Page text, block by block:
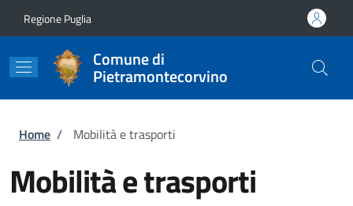
Regione Puglia
Comune di
Pietramontecorvino
Briciole di pane
Home / Mobilità e trasporti
Mobilità e trasporti